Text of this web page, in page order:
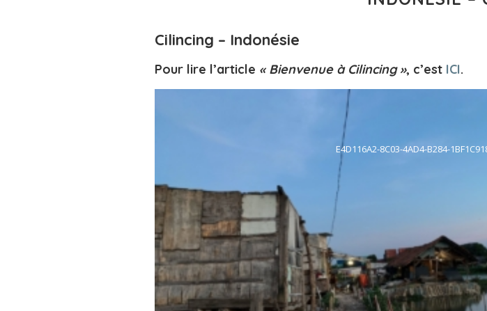
Cilincing – Indonésie
Pour lire l’article « Bienvenue à Cilincing », c’est ICI.
E4D116A2-8C03-4AD4-B284-